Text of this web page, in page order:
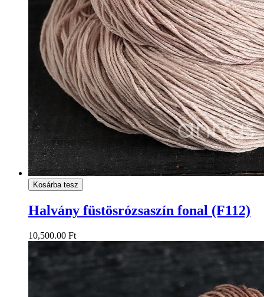
Kosárba tesz
Halvány füstösrózsaszín fonal (F112)
10,500.00 Ft